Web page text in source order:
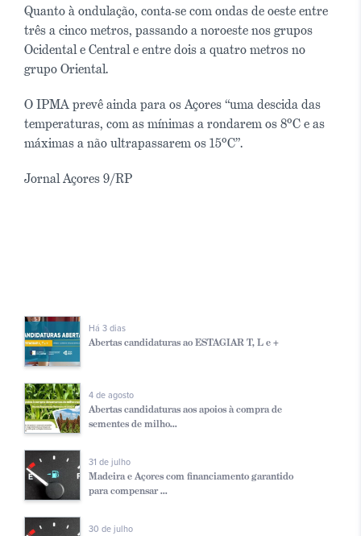
Quanto à ondulação, conta-se com ondas de oeste entre
três a cinco metros, passando a noroeste nos grupos
Ocidental e Central e entre dois a quatro metros no
grupo Oriental.
O IPMA prevê ainda para os Açores “uma descida das
temperaturas, com as mínimas a rondarem os 8ºC e as
máximas a não ultrapassarem os 15ºC”.
Jornal Açores 9/RP
Há 3 dias
Abertas candidaturas ao ESTAGIAR T, L e +
4 de agosto
Abertas candidaturas aos apoios à compra de
sementes de milho...
31 de julho
Madeira e Açores com financiamento garantido
para compensar ...
30 de julho